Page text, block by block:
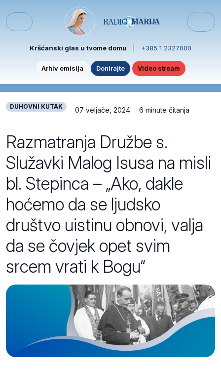
Menu
Kršćanski glas u tvome domu +385 1 2327000
Arhiv emisija Donirajte Video stream
DUHOVNI KUTAK 07 veljače, 2024 6 minute čitanja
Razmatranja Družbe s.
Služavki Malog Isusa na misli
bl. Stepinca – „Ako, dakle
hoćemo da se ljudsko
društvo uistinu obnovi, valja
da se čovjek opet svim
srcem vrati k Bogu“